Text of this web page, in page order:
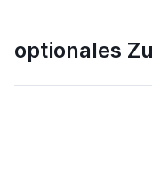
optionales